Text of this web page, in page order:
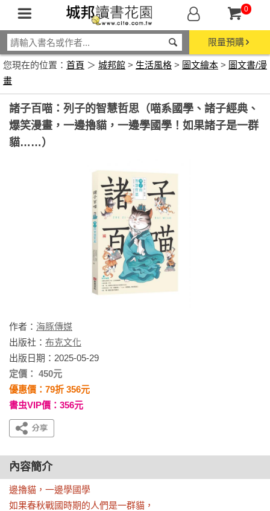
0
限量預購
您現在的位置： 首頁 ＞ 城邦館 > 生活風格 > 圖文繪本 > 圖文書/漫
畫
諸子百喵：列子的智慧哲思（喵系國學、諸子經典、
爆笑漫畫，一邊擼貓，一邊學國學！如果諸子是一群
貓……）
作者： 海豚傳媒
出版社： 布克文化
出版日期：2025-05-29
定價： 450元
優惠價：79折 356元
書虫VIP價：356元
內容簡介
邊擼貓，一邊學國學
如果春秋戰國時期的人們是一群貓，